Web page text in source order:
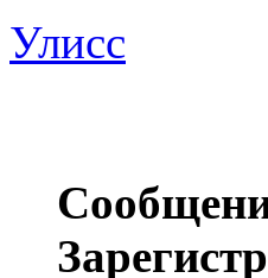
Улисс